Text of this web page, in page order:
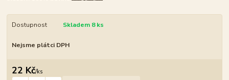
Dostupnost Skladem 8 ks
Nejsme plátci DPH
22 Kč/ks